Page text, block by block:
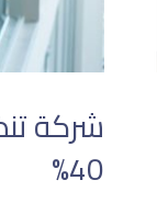
شركة
40%